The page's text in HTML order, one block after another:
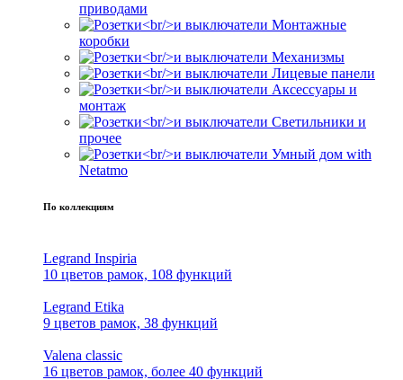
приводами
Монтажные
коробки
Механизмы
Лицевые панели
Аксессуары и
монтаж
Светильники и
прочее
Умный дом with
Netatmo
По коллекциям
Legrand Inspiria
10 цветов рамок, 108 функций
Legrand Etika
9 цветов рамок, 38 функций
Valena classic
16 цветов рамок, более 40 функций